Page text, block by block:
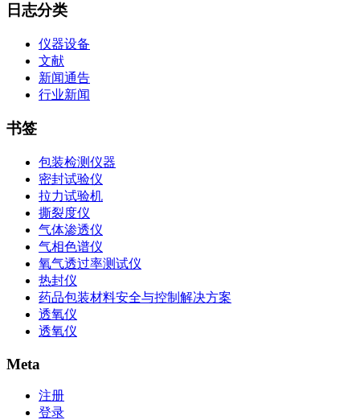
日志分类
仪器设备
文献
新闻通告
行业新闻
书签
包装检测仪器
密封试验仪
拉力试验机
撕裂度仪
气体渗透仪
气相色谱仪
氧气透过率测试仪
热封仪
药品包装材料安全与控制解决方案
透氧仪
透氧仪
Meta
注册
登录